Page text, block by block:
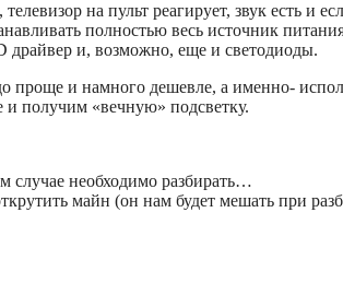
телевизор на пульт реагирует, звук есть
полностью весь источник
драйвер и, возможно, еще и светодиоды.
проще и намного дешевле, а именно-
получим «вечную» подсветку.
необходимо разбирать…
майн (он нам будет мешать при